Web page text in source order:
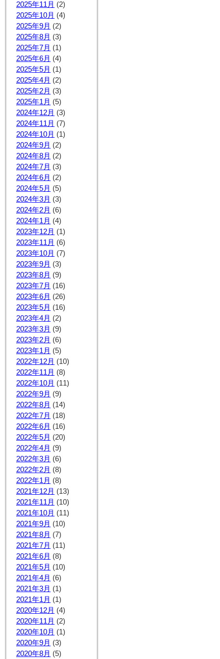
2025年11月 (2)
2025年10月 (4)
2025年9月 (2)
2025年8月 (3)
2025年7月 (1)
2025年6月 (4)
2025年5月 (1)
2025年4月 (2)
2025年2月 (3)
2025年1月 (5)
2024年12月 (3)
2024年11月 (7)
2024年10月 (1)
2024年9月 (2)
2024年8月 (2)
2024年7月 (3)
2024年6月 (2)
2024年5月 (5)
2024年3月 (3)
2024年2月 (6)
2024年1月 (4)
2023年12月 (1)
2023年11月 (6)
2023年10月 (7)
2023年9月 (3)
2023年8月 (9)
2023年7月 (16)
2023年6月 (26)
2023年5月 (16)
2023年4月 (2)
2023年3月 (9)
2023年2月 (6)
2023年1月 (5)
2022年12月 (10)
2022年11月 (8)
2022年10月 (11)
2022年9月 (9)
2022年8月 (14)
2022年7月 (18)
2022年6月 (16)
2022年5月 (20)
2022年4月 (9)
2022年3月 (6)
2022年2月 (8)
2022年1月 (8)
2021年12月 (13)
2021年11月 (10)
2021年10月 (11)
2021年9月 (10)
2021年8月 (7)
2021年7月 (11)
2021年6月 (8)
2021年5月 (10)
2021年4月 (6)
2021年3月 (1)
2021年1月 (1)
2020年12月 (4)
2020年11月 (2)
2020年10月 (1)
2020年9月 (3)
2020年8月 (5)